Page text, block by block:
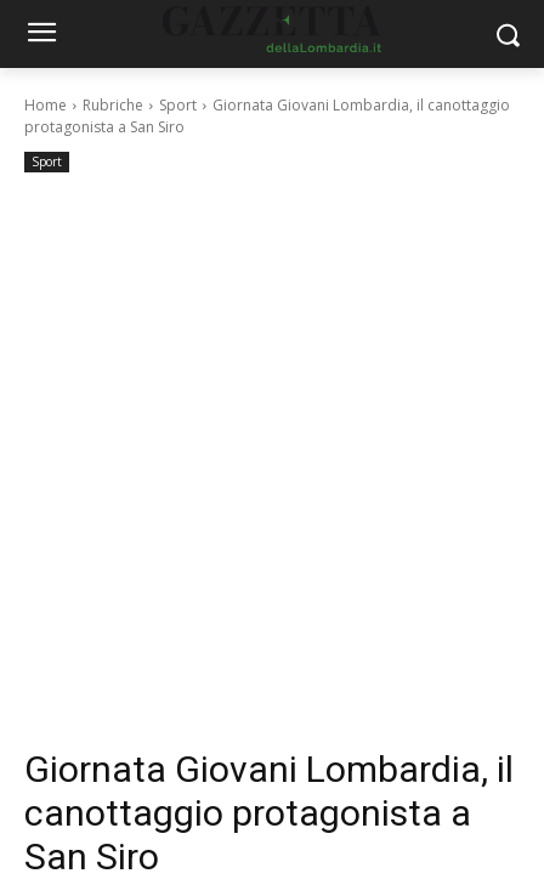
Home Rubriche Sport
Giornata Giovani Lombardia, il canottaggio
protagonista a San Siro
Sport
Giornata Giovani Lombardia, il
canottaggio protagonista a
San Siro